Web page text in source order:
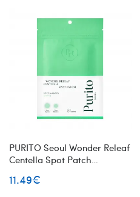
PURITO Seoul Wonder Releaf
Centella Spot Patch
11.49€